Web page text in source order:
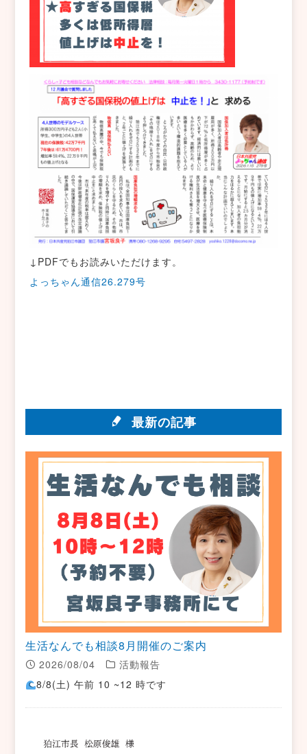
↓PDFでもお読みいただけます。
よっちゃん通信26.279号
最新の記事
生活なんでも相談8月開催のご案内
2026/08/04
活動報告
8/8(土) 午前 10 ~12 時です